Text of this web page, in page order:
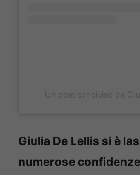
Giulia De Lellis si è
numerose confidenze